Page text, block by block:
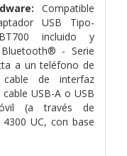
Compatible
USB Tipo-
incluido y
- Serie
a un teléfono de
de interfaz
USB-A o USB
(a través de
UC, con base